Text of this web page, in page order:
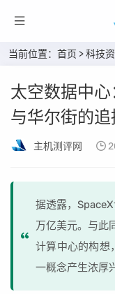
当前位置： 首页 >科技
太空数据中
与华尔街的追
主机测评网
据透露，
万亿美元。与此
计算中心的构想
一概念产生浓厚